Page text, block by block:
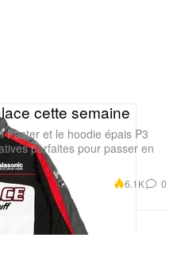
cette semaine
Faster et le hoodie épais P3
parfaites pour passer en
6.1K 0